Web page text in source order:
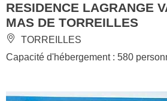
RESIDENCE LAGRANGE
MAS DE TORREILLES
TORREILLES
Capacité d'hébergement : 580